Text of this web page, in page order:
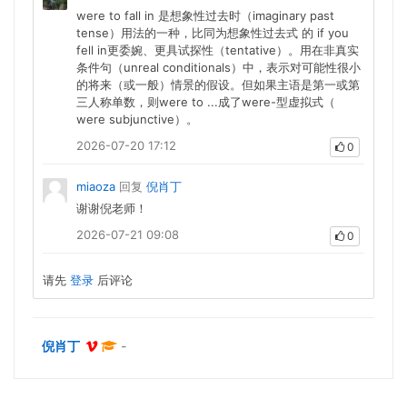
were to fall in 是想象性过去时（imaginary past
tense）用法的一种，比同为想象性过去式 的 if you
fell in更委婉、更具试探性（tentative）。用在非真实
条件句（unreal conditionals）中，表示对可能性很小
的将来（或一般）情景的假设。但如果主语是第一或第
三人称单数，则were to ...成了were-型虚拟式（
were subjunctive）。
2026-07-20 17:12
0
miaoza 回复 倪肖丁
谢谢倪老师！
2026-07-21 09:08
0
请先 登录 后评论
倪肖丁 -